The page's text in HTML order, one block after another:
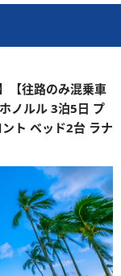
【往路のみ混乗車
ノルル 3泊5日 プ
ト ベッド2台 ラナ